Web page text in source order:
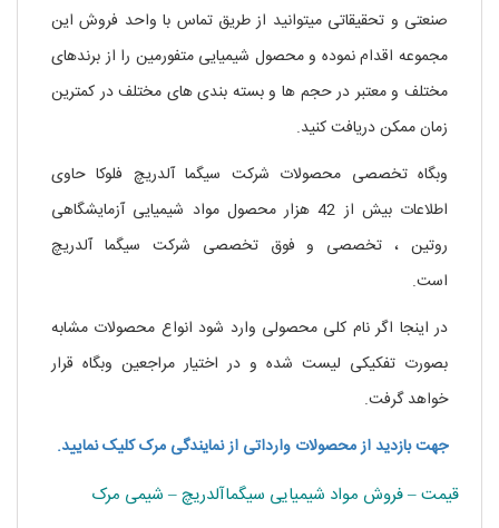
صنعتی و تحقیقاتی میتوانید از طریق تماس با واحد فروش این
مجموعه اقدام نموده و محصول شیمیایی متفورمین را از برندهای
مختلف و معتبر در حجم ها و بسته بندی های مختلف در کمترین
زمان ممکن دریافت کنید.
وبگاه تخصصی محصولات شرکت سیگما آلدریچ فلوکا حاوی
اطلاعات بیش از 42 هزار محصول مواد شیمیایی آزمایشگاهی
روتین ، تخصصی و فوق تخصصی شرکت سیگما آلدریچ
است.
در اینجا اگر نام کلی محصولی وارد شود انواع محصولات مشابه
بصورت تفکیکی لیست شده و در اختیار مراجعین وبگاه قرار
خواهد گرفت.
جهت بازدید از محصولات وارداتی از نمایندگی مرک کلیک نمایید.
قیمت – فروش مواد شیمیایی سیگماآلدریچ – شیمی مرک